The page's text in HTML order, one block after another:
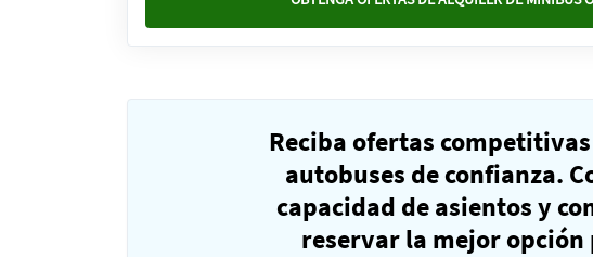
Reciba ofertas
autobuses de confianza.
capacidad de asientos y
reservar la mejor opción